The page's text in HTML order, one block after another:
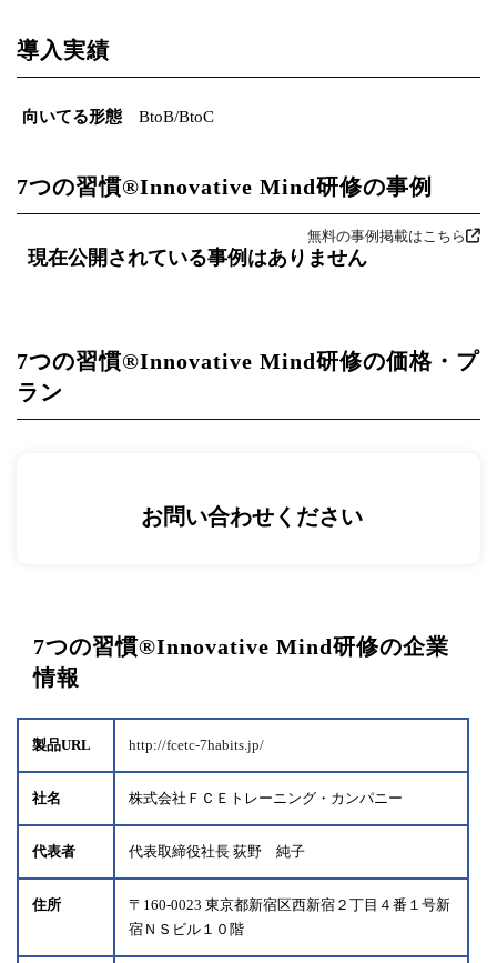
導入実績
向いてる形態 BtoB/BtoC
7つの習慣®Innovative Mind研修の事例
無料の事例掲載はこちら
現在公開されている事例はありません
7つの習慣®Innovative Mind研修の価格・プ
ラン
お問い合わせください
7つの習慣®Innovative Mind研修の企業
情報
製品URL http://fcetc-7habits.jp/
社名 株式会社ＦＣＥトレーニング・カンパニー
代表者 代表取締役社長 荻野 純子
住所
〒160-0023 東京都新宿区西新宿２丁目４番１号新
宿ＮＳビル１０階